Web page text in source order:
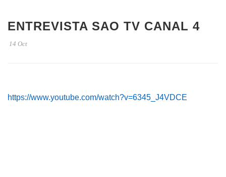
ENTREVISTA SAO TV CANAL 4
14 Oct
https://www.youtube.com/watch?v=6345_J4VDCE